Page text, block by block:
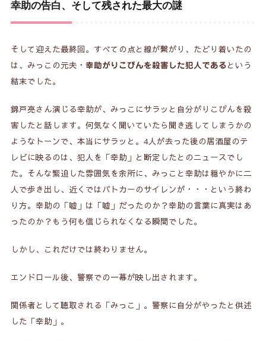
幸助の告白、そして残された最大の謎
そして迎えた最終回。すべての点と線が繋がり、たどり着いたの
は、みっこの元夫・ 幸助がりこぴんを殺害した犯人である という
結末でした。
錦戸亮さん演じる幸助が、みっこにサラッと自分がりこぴんを殺
害したと話します。何気なく聞いていたら聞き逃してしまうかの
ようなトーンで、本当にサラッと。4人が去った後の居酒屋のテ
レビに映るのは、犯人を「幸助」と断定したとのニュースでし
た。そんな緊迫した雰囲気を余所に、みっこと幸助は穏やかに二
人で歩き出し、近くではパトカーのサイレンが・・・という終わ
り方。幸助の「嘘」は「嘘」だったのか？幸助の言葉に真実はあ
ったのか？もう何も信じられなくなる瞬間でした。
しかし、これだけでは終わりません。
エンドロール後、警察での一幕が映し出されます。
関係者として聴取される「みっこ」。警察に自分がやったと供述
した「幸助」。